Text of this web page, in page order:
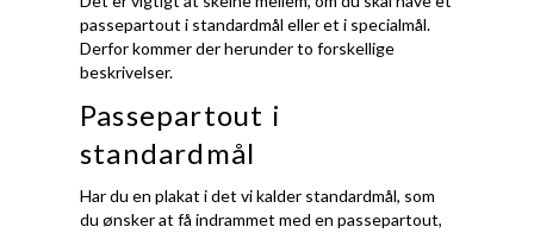
passepartout i standardmål eller et i specialmål.
Derfor kommer der herunder to forskellige
beskrivelser.
Passepartout i
standardmål
Har du en plakat i det vi kalder standardmål, som
du ønsker at få indrammet med en passepartout,